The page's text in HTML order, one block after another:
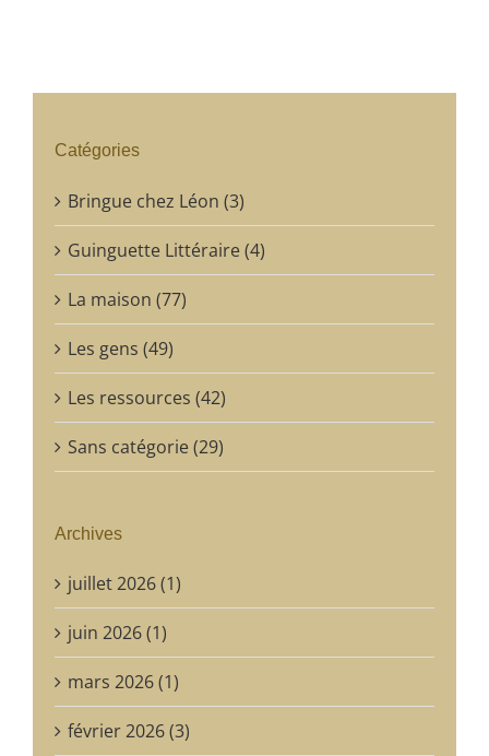
Catégories
Bringue chez Léon (3)
Guinguette Littéraire (4)
La maison (77)
Les gens (49)
Les ressources (42)
Sans catégorie (29)
Archives
juillet 2026 (1)
juin 2026 (1)
mars 2026 (1)
février 2026 (3)